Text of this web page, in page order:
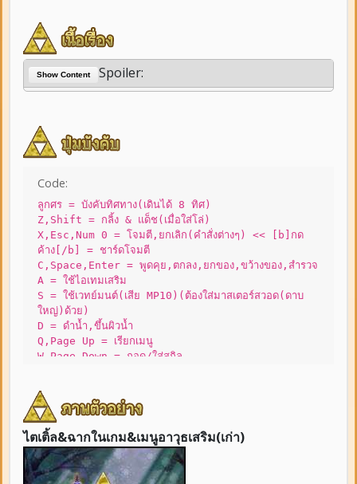
Show Content Spoiler:
Code:
ลูกศร = บังคับทิศทาง(เดินได้ 8 ทิศ)
Z,Shift = กลิ้ง & แด็ช(เมื่อใส่โล่)
X,Esc,Num 0 = โจมตี,ยกเลิก(คำสั่งต่างๆ) << [b]กด
ค้าง[/b] = ชาร์ดโจมตี
C,Space,Enter = พูดคุย,ตกลง,ยกของ,ขว้างของ,สำรวจ
A = ใช้ไอเทมเสริม
S = ใช้เวทย์มนต์(เสีย MP10)(ต้องใส่มาสเตอร์สวอด(ดาบ
ใหญ่)ด้วย)
D = ดำน้ำ,ขึ้นผิวน้ำ
Q,Page Up = เรียกเมนู
W,Page Down = ถอด/ใส่สกิล
ไตเติ้ล&ฉากในเกม&เมนูอาวุธเสริม(เก่า)